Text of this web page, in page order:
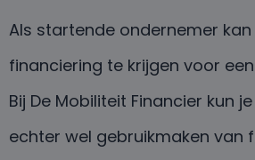
Als startende ondernemer
financiering te krijgen voor
Bij De Mobiliteit Financier kun
echter wel gebruikmaken van